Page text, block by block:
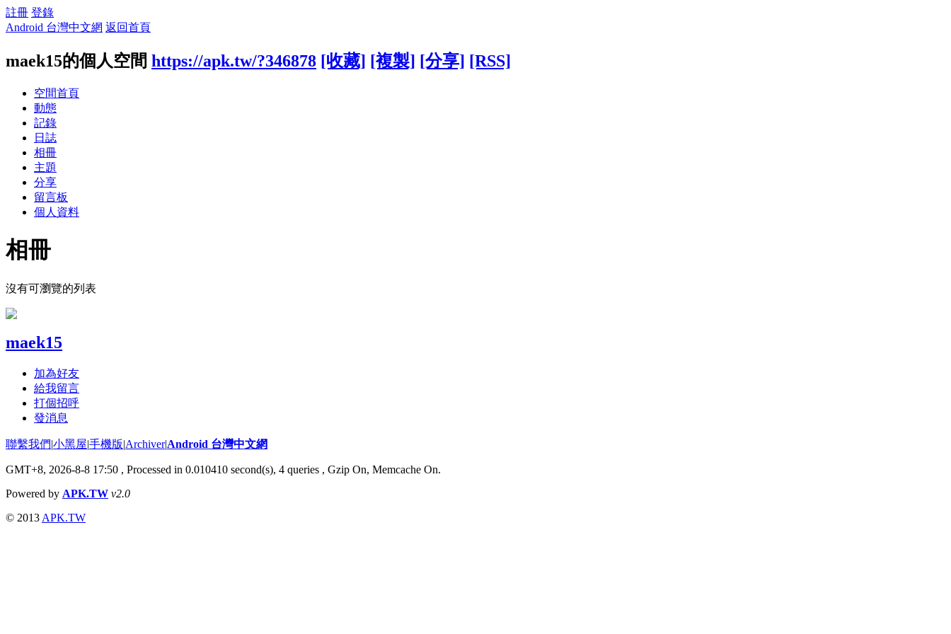
註冊 登錄
Android 台灣中文網 返回首頁
maek15的個人空間 https://apk.tw/?346878 [收藏] [複製] [分享] [RSS]
空間首頁
動態
記錄
日誌
相冊
主題
分享
留言板
個人資料
相冊
沒有可瀏覽的列表
maek15
加為好友
給我留言
打個招呼
發消息
聯繫我們|小黑屋|手機版|Archiver|Android 台灣中文網
GMT+8, 2026-8-8 17:50 , Processed in 0.010410 second(s), 4 queries , Gzip On, Memcache On.
Powered by APK.TW v2.0
© 2013 APK.TW